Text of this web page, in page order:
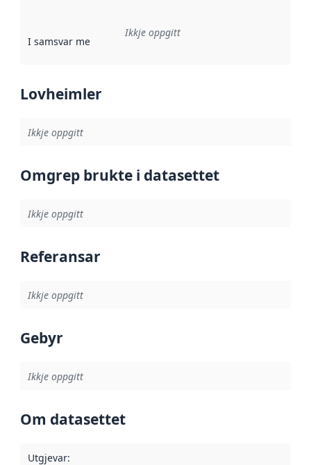
I samsvar med Referanse til ei implementeringsregel eller
Ikkje oppgitt
Lovheimler
Ikkje oppgitt
Omgrep brukte i datasettet
Ikkje oppgitt
Referansar
Ikkje oppgitt
Gebyr
Ikkje oppgitt
Om datasettet
Utgjevar: